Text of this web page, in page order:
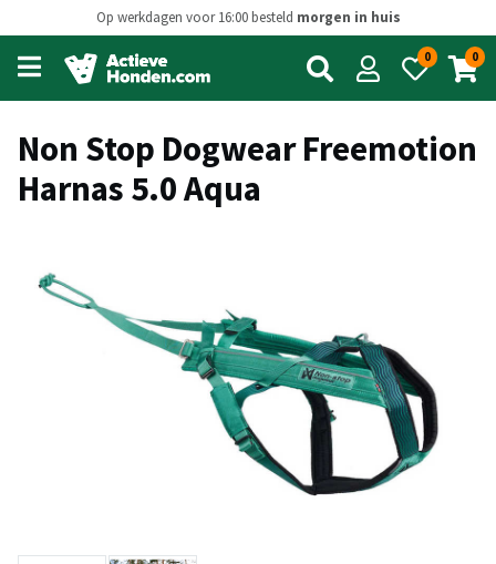
Op werkdagen voor 16:00 besteld morgen in huis
Open
main
menu
0 0
Non Stop Dogwear Freemotion
Harnas 5.0 Aqua